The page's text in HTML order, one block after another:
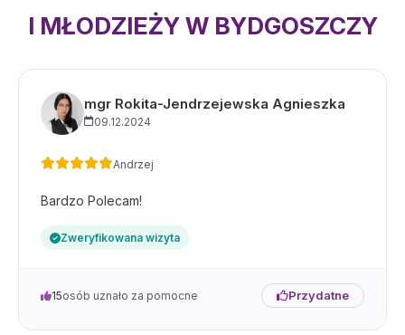
I MŁODZIEŻY W BYDGOSZCZY
mgr Rokita-Jendrzejewska Agnieszka
09.12.2024
Andrzej
Bardzo Polecam!
Zweryfikowana wizyta
15osób uznało za pomocne Przydatne